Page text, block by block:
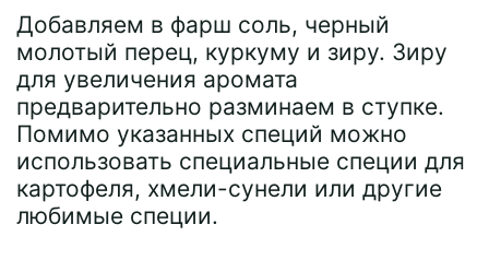
Добавляем в фарш соль, черный
молотый перец, куркуму и зиру. Зиру
для увеличения аромата
предварительно разминаем в ступке.
Помимо указанных специй можно
использовать специальные специи для
картофеля, хмели-сунели или другие
любимые специи.